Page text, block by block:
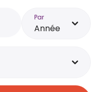
Par
Année